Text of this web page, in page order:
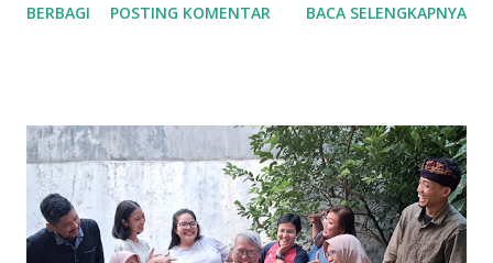
dunia pendidikan suatu bangsa tidak dapat hanya
pada pada Tuhan Yang Maha Esa, Perkumpulan Pengembang
Pendidikan Interreligus/Perkumpulan Pappirus dapat
mempersembahkan kontribusi berupa buku kurikulum
Pendidikan Agama Berwawasan Pancasila untuk jenjang SD,
BERBAGI POSTING KOMENTAR BACA SELENGKAPNYA